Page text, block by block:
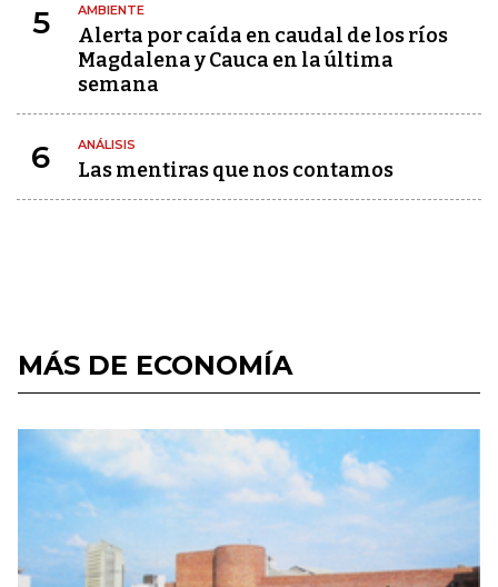
5 AMBIENTE
Alerta por caída en caudal de los ríos
Magdalena y Cauca en la última
semana
6 ANÁLISIS
Las mentiras que nos contamos
MÁS DE ECONOMÍA